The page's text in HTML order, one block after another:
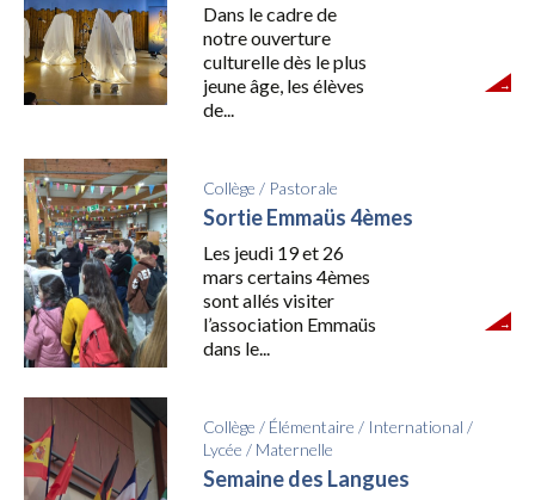
Dans le cadre de
notre ouverture
culturelle dès le plus
jeune âge, les élèves
de...
Collège / Pastorale
Sortie Emmaüs 4èmes
Les jeudi 19 et 26
mars certains 4èmes
sont allés visiter
l’association Emmaüs
dans le...
Collège / Élémentaire / International /
Lycée / Maternelle
Semaine des Langues